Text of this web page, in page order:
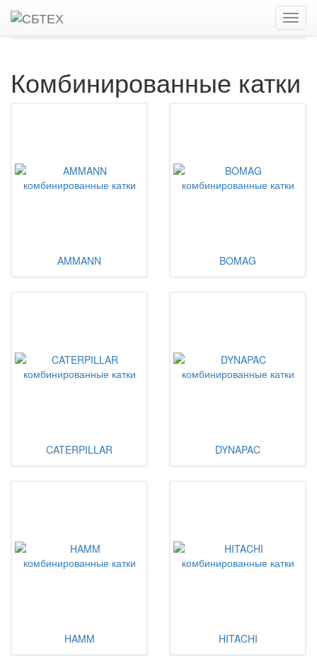
Главная
Комбинированные катки
Комбинированные катки
AMMANN BOMAG
CATERPILLAR DYNAPAC
HAMM HITACHI